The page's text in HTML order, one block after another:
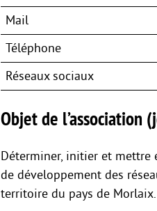
Mail
Téléphone
Réseaux sociaux
Objet de l’association
Déterminer, initier et mettre
de développement des
territoire du pays de Morlaix.